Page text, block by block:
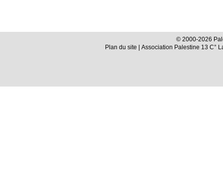
© 2000-2026
Plan du site | Association Palestine 13 C°